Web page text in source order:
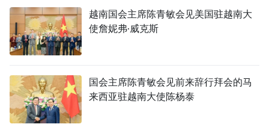
越南国会主席陈青敏会见美国驻越南大
使詹妮弗·威克斯
国会主席陈青敏会见前来辞行拜会的马
来西亚驻越南大使陈杨泰